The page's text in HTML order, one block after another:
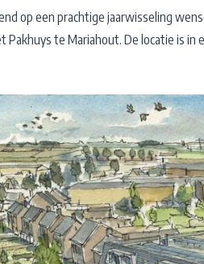
op een prachtige jaarwisseling
Pakhuys te Mariahout. De locatie is in